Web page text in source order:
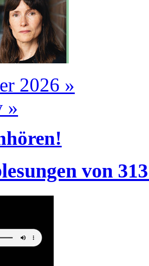
2026 »
»
von